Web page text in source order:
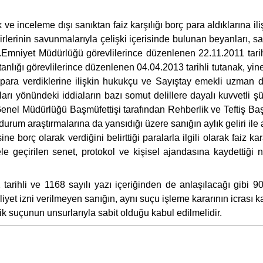
inceleme dışı sanıktan faiz karşılığı borç para aldıklarına
savunmalarıyla çelişki içerisinde bulunan beyanları,
Müdürlüğü görevlilerince düzenlenen 22.11.2011
görevlilerince düzenlenen 04.04.2013 tarihli tutanak,
para verdiklerine ilişkin hukukçu ve Sayıştay emekli
yönündeki iddiaların bazı somut delillere dayalı
Müdürlüğü Başmüfettişi tarafından Rehberlik ve Teftiş
araştırmalarına da yansıdığı üzere sanığın aylık geliri
borç olarak verdiğini belirttiği paralarla ilgili olarak faiz
geçirilen senet, protokol ve kişisel ajandasına kaydettiği
ve 1168 sayılı yazı içeriğinden de anlaşılacağı gibi
izni verilmeyen sanığın, aynı suçu işleme kararının
suçunun unsurlarıyla sabit olduğu kabul edilmelidir.